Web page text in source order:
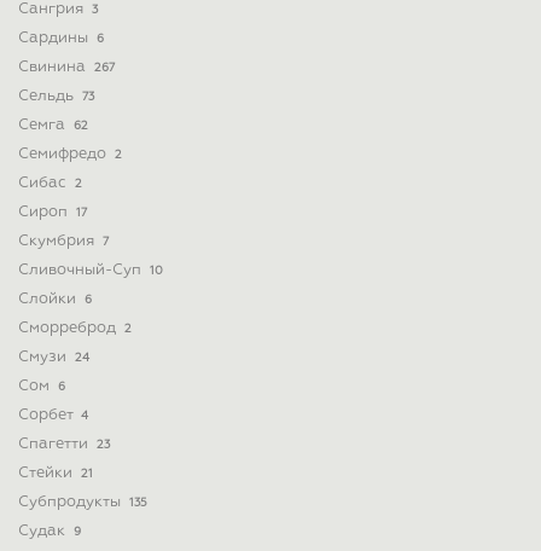
Сангрия 3
Сардины 6
Свинина 267
Сельдь 73
Семга 62
Семифредо 2
Сибас 2
Сироп 17
Скумбрия 7
Сливочный-Суп 10
Слойки 6
Сморреброд 2
Смузи 24
Сом 6
Сорбет 4
Спагетти 23
Стейки 21
Субпродукты 135
Судак 9